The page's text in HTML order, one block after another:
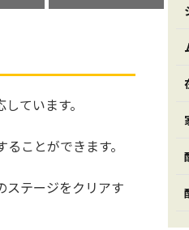
ています。
ことができます。
ステージをクリアす